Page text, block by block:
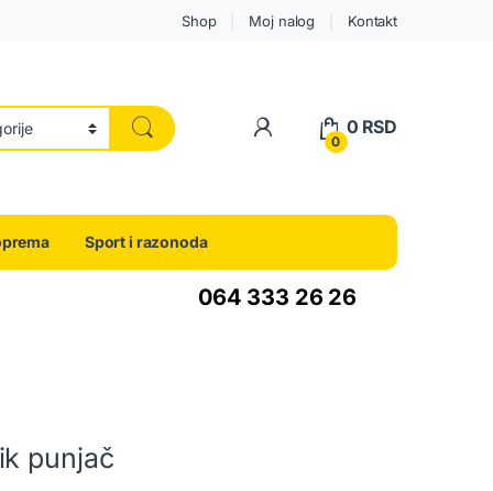
Shop Moj nalog Kontakt
0
0 RSD
Sport i razonoda
064 333 26 26
punjač